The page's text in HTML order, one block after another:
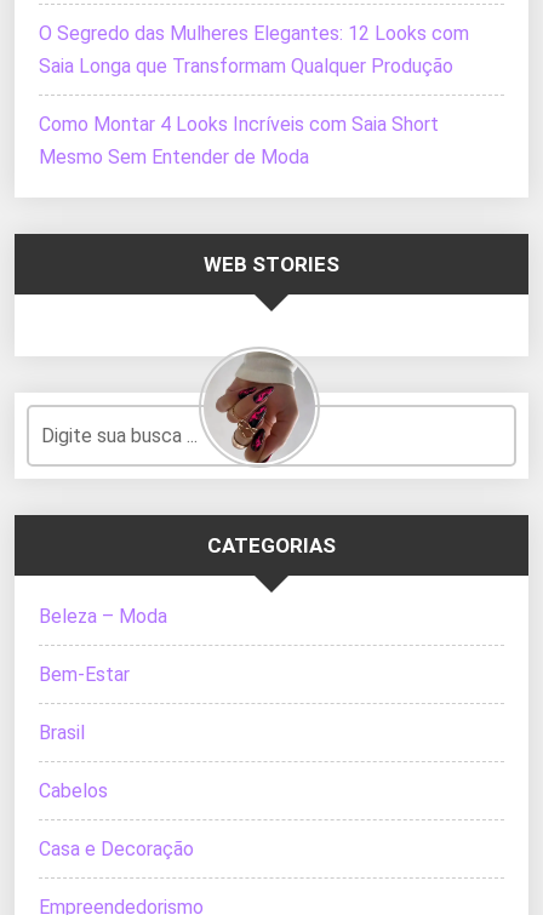
O Segredo das Mulheres Elegantes: 12 Looks com
Saia Longa que Transformam Qualquer Produção
Como Montar 4 Looks Incríveis com Saia Short
Mesmo Sem Entender de Moda
WEB STORIES
CATEGORIAS
Beleza – Moda
Bem-Estar
Brasil
Cabelos
Casa e Decoração
Empreendedorismo